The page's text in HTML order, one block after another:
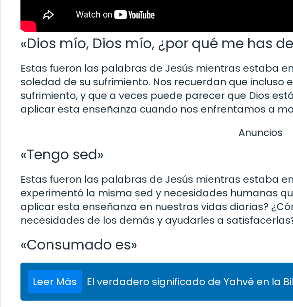
«Dios mío, Dios mío, ¿por qué me has
Estas fueron las palabras de Jesús mientras estaba
soledad de su sufrimiento. Nos recuerdan que incluso
sufrimiento, y que a veces puede parecer que Dios
aplicar esta enseñanza cuando nos enfrentamos a
Anuncios
«Tengo sed»
Estas fueron las palabras de Jesús mientras estaba
experimentó la misma sed y necesidades humanas
aplicar esta enseñanza en nuestras vidas diarias?
necesidades de los demás y ayudarles a
«Consumado es»
Leer Más El verdadero significado de Yahvé en la